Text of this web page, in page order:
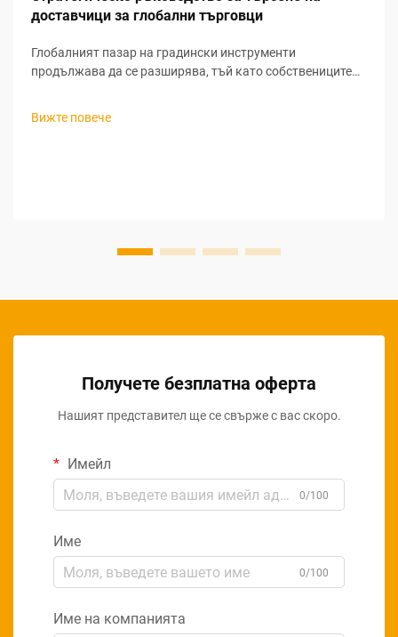
доставчици за глобални търговци
Глобалният пазар на градински инструменти
продължава да се разширява, тъй като собствениците
градинарството. За търговците, които търсят печеливши
Вижте повече
Получете безплатна оферта
Нашият представител ще се свърже с вас скоро.
Имейл
0/100
Име
0/100
Име на компанията